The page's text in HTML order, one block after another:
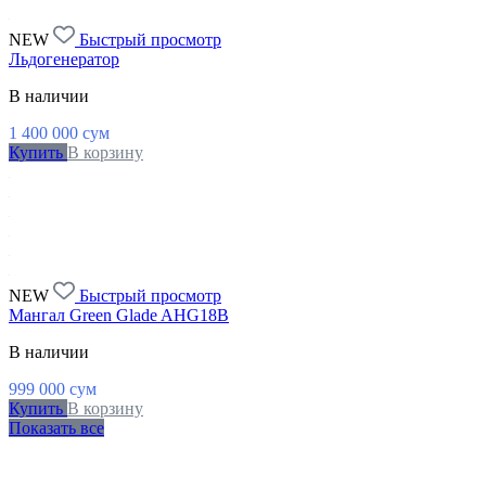
NEW
Быстрый просмотр
Льдогенератор
В наличии
1 400 000 сум
Купить В корзину
NEW
Быстрый просмотр
Мангал Green Glade AHG18B
В наличии
999 000 сум
Купить В корзину
Показать все